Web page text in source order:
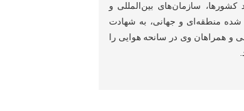
کشورها، سازمان‌های بین‌المللی و
منطقه‌ای و جهانی، به شهادت
و همراهان وی در سانحه هوایی را